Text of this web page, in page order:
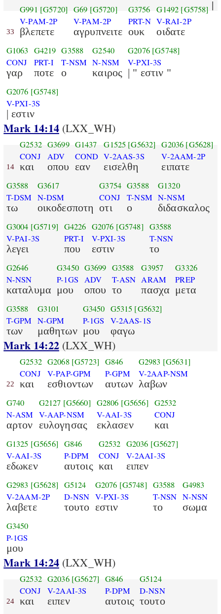
33
G991 [G5720]
V-PAM-2P
βλεπετε
G69 [G5720]
V-PAM-2P
αγρυπνειτε
G3756
PRT-N
ουκ
G1492 [G5758]
V-RAI-2P
οιδατε
G1063
CONJ
γαρ
G4219
PRT-I
ποτε
G3588
T-NSM
ο
G2540
N-NSM
καιρος
G2076 [G5748]
V-PXI-3S
| " εστιν "
G2076 [G5748]
V-PXI-3S
| εστιν
|
Mark 14:14(LXX_WH)
14
G2532
CONJ
και
G3699
ADV
οπου
G1437
COND
εαν
G1525 [G5632]
V-2AAS-3S
εισελθη
G2036 [G5628]
V-2AAM-2P
ειπατε
G3588
T-DSM
τω
G3617
N-DSM
οικοδεσποτη
G3754
CONJ
οτι
G3588
T-NSM
ο
G1320
N-NSM
διδασκαλος
G3004 [G5719]
V-PAI-3S
λεγει
G4226
PRT-I
που
G2076 [G5748]
V-PXI-3S
εστιν
G3588
T-NSN
το
G2646
N-NSN
καταλυμα
G3450
P-1GS
μου
G3699
ADV
οπου
G3588
T-ASN
το
G3957
ARAM
πασχα
G3326
PREP
μετα
G3588
T-GPM
των
G3101
N-GPM
μαθητων
G3450
P-1GS
μου
G5315 [G5632]
V-2AAS-1S
φαγω
Mark 14:22(LXX_WH)
22
G2532
CONJ
και
G2068 [G5723]
V-PAP-GPM
εσθιοντων
G846
P-GPM
αυτων
G2983 [G5631]
V-2AAP-NSM
λαβων
G740
N-ASM
αρτον
G2127 [G5660]
V-AAP-NSM
ευλογησας
G2806 [G5656]
V-AAI-3S
εκλασεν
G2532
CONJ
και
G1325 [G5656]
V-AAI-3S
εδωκεν
G846
P-DPM
αυτοις
G2532
CONJ
και
G2036 [G5627]
V-2AAI-3S
ειπεν
G2983 [G5628]
V-2AAM-2P
λαβετε
G5124
D-NSN
τουτο
G2076 [G5748]
V-PXI-3S
εστιν
G3588
T-NSN
το
G4983
N-NSN
σωμα
G3450
P-1GS
μου
Mark 14:24(LXX_WH)
24
G2532
CONJ
και
G2036 [G5627]
V-2AAI-3S
ειπεν
G846
P-DPM
αυτοις
G5124
D-NSN
τουτο